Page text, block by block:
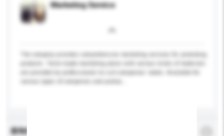
Marketing Service
查询内容